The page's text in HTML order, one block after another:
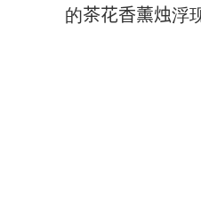
的茶花香薰烛浮